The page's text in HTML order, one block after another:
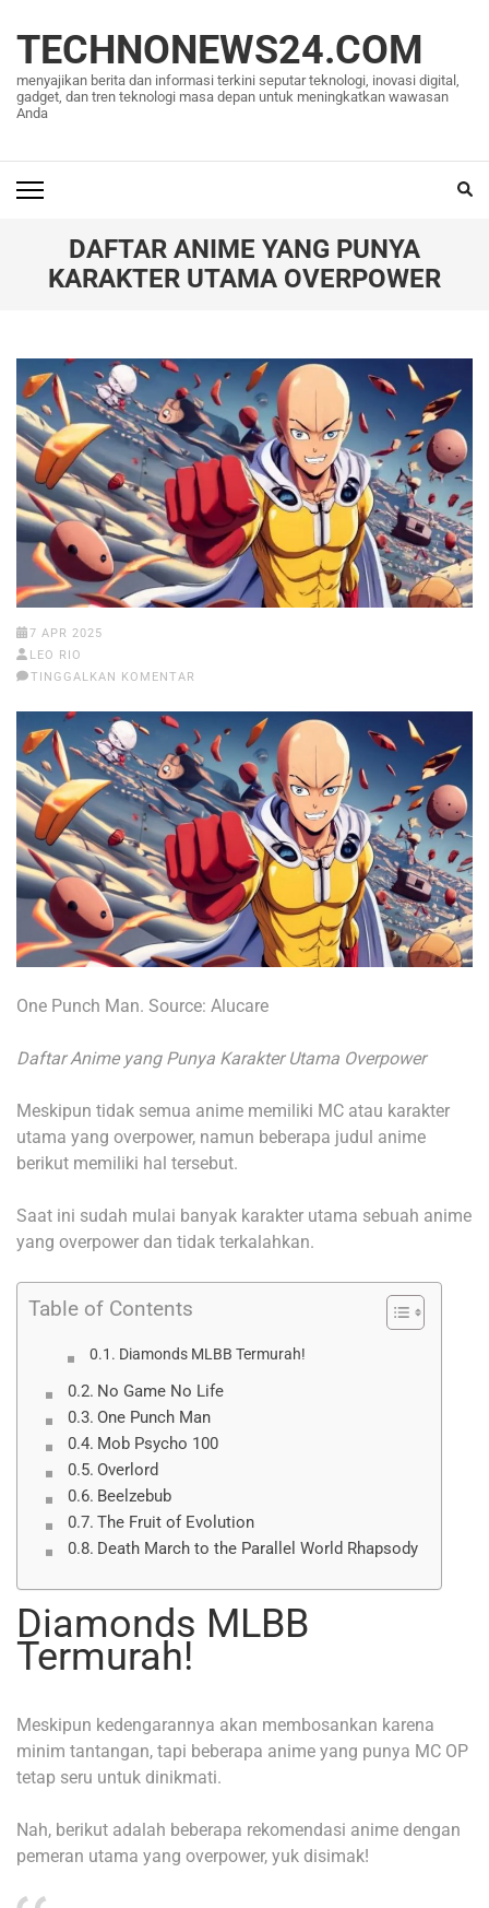
konten
(Tekan
Enter)
TECHNONEWS24.COM
menyajikan berita dan informasi terkini seputar teknologi, inovasi digital,
gadget, dan tren teknologi masa depan untuk meningkatkan wawasan
Anda
DAFTAR ANIME YANG PUNYA
KARAKTER UTAMA OVERPOWER
7 APR 2025
LEO RIO
TINGGALKAN KOMENTAR
One Punch Man. Source: Alucare
Daftar Anime yang Punya Karakter Utama Overpower
Meskipun tidak semua anime memiliki MC atau karakter
utama yang overpower, namun beberapa judul anime
berikut memiliki hal tersebut.
Saat ini sudah mulai banyak karakter utama sebuah anime
yang overpower dan tidak terkalahkan.
Table of Contents
Diamonds MLBB Termurah!
No Game No Life
One Punch Man
Mob Psycho 100
Overlord
Beelzebub
The Fruit of Evolution
Death March to the Parallel World Rhapsody
Diamonds MLBB
Termurah!
Meskipun kedengarannya akan membosankan karena
minim tantangan, tapi beberapa anime yang punya MC OP
tetap seru untuk dinikmati.
Nah, berikut adalah beberapa rekomendasi anime dengan
pemeran utama yang overpower, yuk disimak!